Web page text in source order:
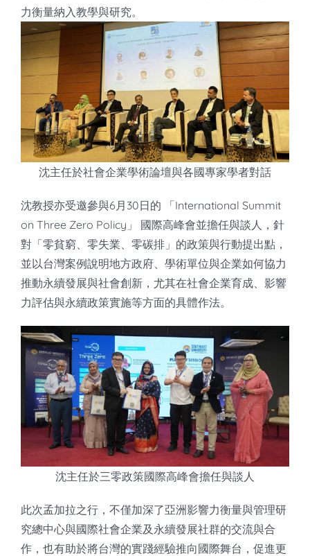
力衡量納入教學與研究。
沈主任於社會企業學術論壇與各國專家學者對話
沈教授亦受邀參與6月30日的 「International Summit
on Three Zero Policy」 國際高峰會並擔任與談人，針
對「零貧窮、零失業、零碳排」的政策與行動提出點，
並以台灣案例說明地方政府、學術單位與企業如何協力
推動永續發展與社會創新，尤其在社會企業育成、影響
力評估與永續政策實施等方面的具體作法。
沈主任於三零政策國際高峰會擔任與談人
此次孟加拉之行，不僅加深了亞洲影響力衡量與管理研
究總中心與國際社會企業及永續發展社群的交流與合
作，也有助於將台灣的實踐經驗推向國際舞台，促進更